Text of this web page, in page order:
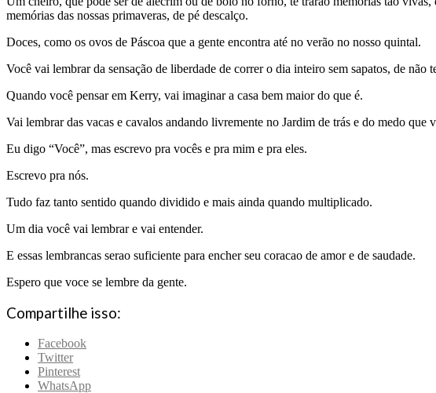
memórias das nossas primaveras, de pé descalço.
Doces, como os ovos de Páscoa que a gente encontra até no verão no nosso quintal.
Você vai lembrar da sensação de liberdade de correr o dia inteiro sem sapatos, de
Quando você pensar em Kerry, vai imaginar a casa bem maior do que é.
Vai lembrar das vacas e cavalos andando livremente no Jardim de trás e do medo
Eu digo “Você”, mas escrevo pra vocês e pra mim e pra eles.
Escrevo pra nós.
Tudo faz tanto sentido quando dividido e mais ainda quando multiplicado.
Um dia você vai lembrar e vai entender.
E essas lembrancas serao suficiente para encher seu coracao de amor e de saudade.
Espero que voce se lembre da gente.
Compartilhe isso:
Facebook
Twitter
Pinterest
WhatsApp